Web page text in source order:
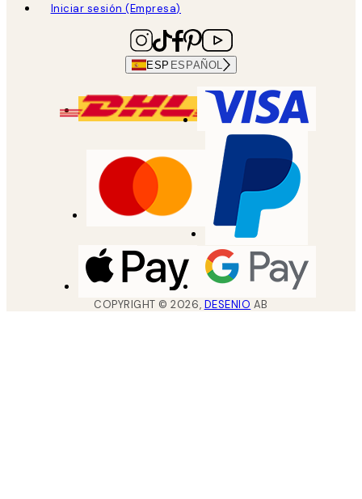
Iniciar sesión (Empresa)
ESP ESPAÑOL
COPYRIGHT ©2026, DESENIO AB